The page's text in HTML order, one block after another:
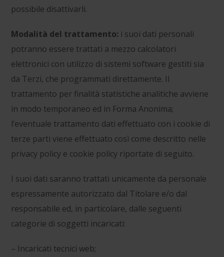
possibile disattivarli.
Modalità del trattamento: i suoi dati personali
potranno essere trattati a mezzo calcolatori
elettronici con utilizzo di sistemi software gestiti sia
da Terzi, che programmati direttamente. Il
trattamento per finalità statistiche analitiche avviene
in modo temporaneo ed in Forma Anonima;
l’eventuale trattamento dati effettuato con i cookie di
terze parti viene effettuato così come descritto nelle
privacy policy e cookie policy riportate di seguito.
I suoi dati saranno trattati unicamente da personale
espressamente autorizzato dal Titolare e/o dal
responsabile ed, in particolare, dalle seguenti
categorie di soggetti incaricati:
– Incaricati tecnici web;